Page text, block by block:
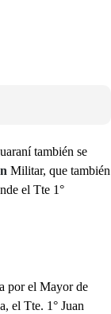
también se
Militar, que también
el Tte 1°
por el Mayor de
el Tte. 1° Juan